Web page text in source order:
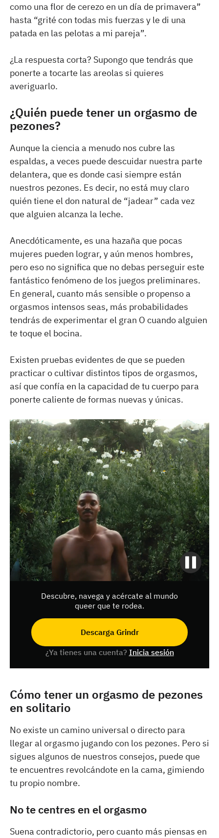
como una flor de cerezo en un día de primavera”
hasta “grité con todas mis fuerzas y le di una
patada en las pelotas a mi pareja”.
¿La respuesta corta? Supongo que tendrás que
ponerte a tocarte las areolas si quieres
averiguarlo.
¿Quién puede tener un orgasmo de
pezones?
Aunque la ciencia a menudo nos cubre las
espaldas, a veces puede descuidar nuestra parte
delantera, que es donde casi siempre están
nuestros pezones. Es decir, no está muy claro
quién tiene el don natural de “jadear” cada vez
que alguien alcanza la leche.
Anecdóticamente, es una hazaña que pocas
mujeres pueden lograr, y aún menos hombres,
pero eso no significa que no debas perseguir este
fantástico fenómeno de los juegos preliminares.
En general, cuanto más sensible o propenso a
orgasmos intensos seas, más probabilidades
tendrás de experimentar el gran O cuando alguien
te toque el bocina.
Existen pruebas evidentes de que se pueden
practicar o cultivar distintos tipos de orgasmos,
así que confía en la capacidad de tu cuerpo para
ponerte caliente de formas nuevas y únicas.
Descubre, navega y acércate al mundo
queer que te rodea.
Descarga Grindr
¿Ya tienes una cuenta? Inicia sesión
Cómo tener un orgasmo de pezones
en solitario
No existe un camino universal o directo para
llegar al orgasmo jugando con los pezones. Pero si
sigues algunos de nuestros consejos, puede que
te encuentres revolcándote en la cama, gimiendo
tu propio nombre.
No te centres en el orgasmo
Suena contradictorio, pero cuanto más piensas en